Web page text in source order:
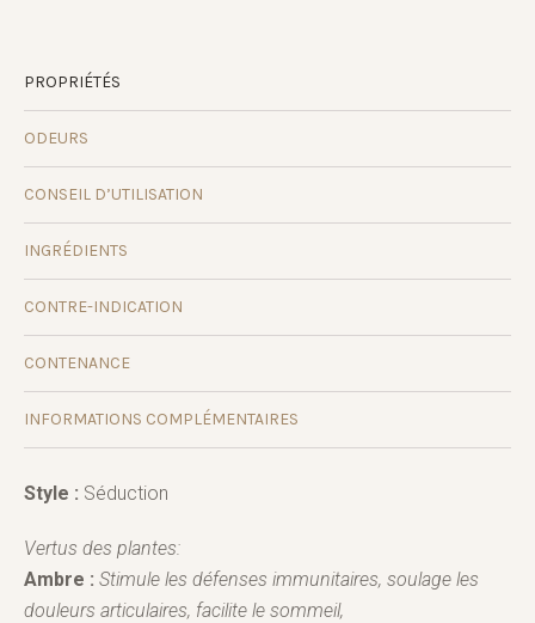
PROPRIÉTÉS
ODEURS
CONSEIL D’UTILISATION
INGRÉDIENTS
CONTRE-INDICATION
CONTENANCE
INFORMATIONS COMPLÉMENTAIRES
Style : Séduction
Vertus des plantes:
Ambre : Stimule les défenses immunitaires, soulage les
douleurs articulaires, facilite le sommeil,